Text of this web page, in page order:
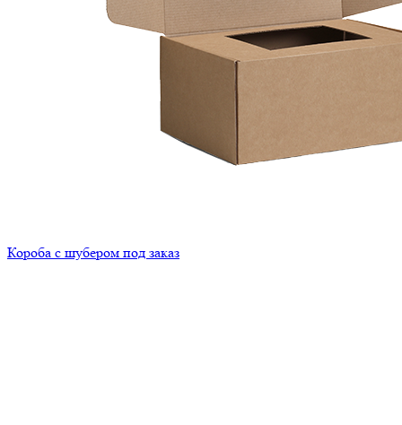
Короба с шубером под заказ